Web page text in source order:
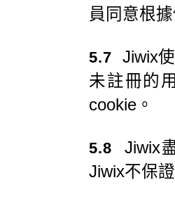
員同意根
5.7 Jiwix
未註冊的
cookie。
5.8 Jiwix
Jiwix不保